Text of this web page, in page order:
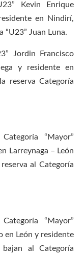
Kevin Enrique
en Nindirí,
“U23” Juan Luna.
Jordin Francisco
y residente en
reserva Categoría
“Mayor”
Larreynaga – León
al Categoría
“Mayor”
en León y residente
al Categoría